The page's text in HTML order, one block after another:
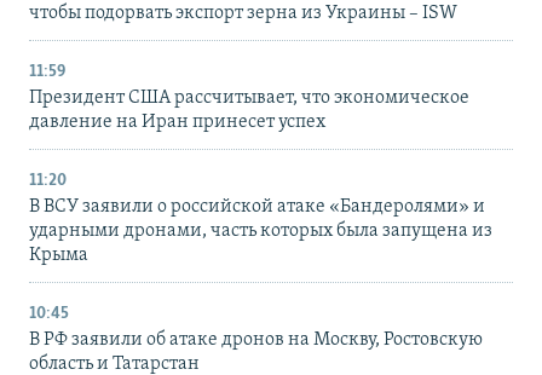
чтобы подорвать экспорт зерна из Украины – ISW
11:59
Президент США рассчитывает, что экономическое
давление на Иран принесет успех
11:20
В ВСУ заявили о российской атаке «Бандеролями» и
ударными дронами, часть которых была запущена из
Крыма
10:45
В РФ заявили об атаке дронов на Москву, Ростовскую
область и Татарстан